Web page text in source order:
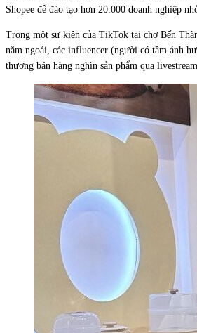
Shopee để đào tạo hơn 20.000 doanh nghiệp
Trong một sự kiện của TikTok tại chợ Bến
năm ngoái, các influencer (người có tầm ảnh
thương bán hàng nghìn sản phẩm qua livestream.